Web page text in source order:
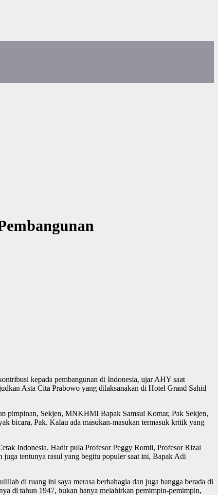
kepada pembangunan di Indonesia, ujar AHY saat
Asta Cita Prabowo yang dilaksanakan di Hotel Grand Sahid
pimpinan, Sekjen, MNKHMI Bapak Samsul Komar, Pak Sekjen,
bicara, Pak. Kalau ada masukan-masukan termasuk kritik yang
Indonesia. Hadir pula Profesor Peggy Romli, Profesor Rizal
tentunya rasul yang begitu populer saat ini, Bapak Adi
di ruang ini saya merasa berbahagia dan juga bangga berada di
di tahun 1947, bukan hanya melahirkan pemimpin-pemimpin,